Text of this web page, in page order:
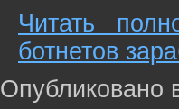
Читать
ботнетов
Опубликовано